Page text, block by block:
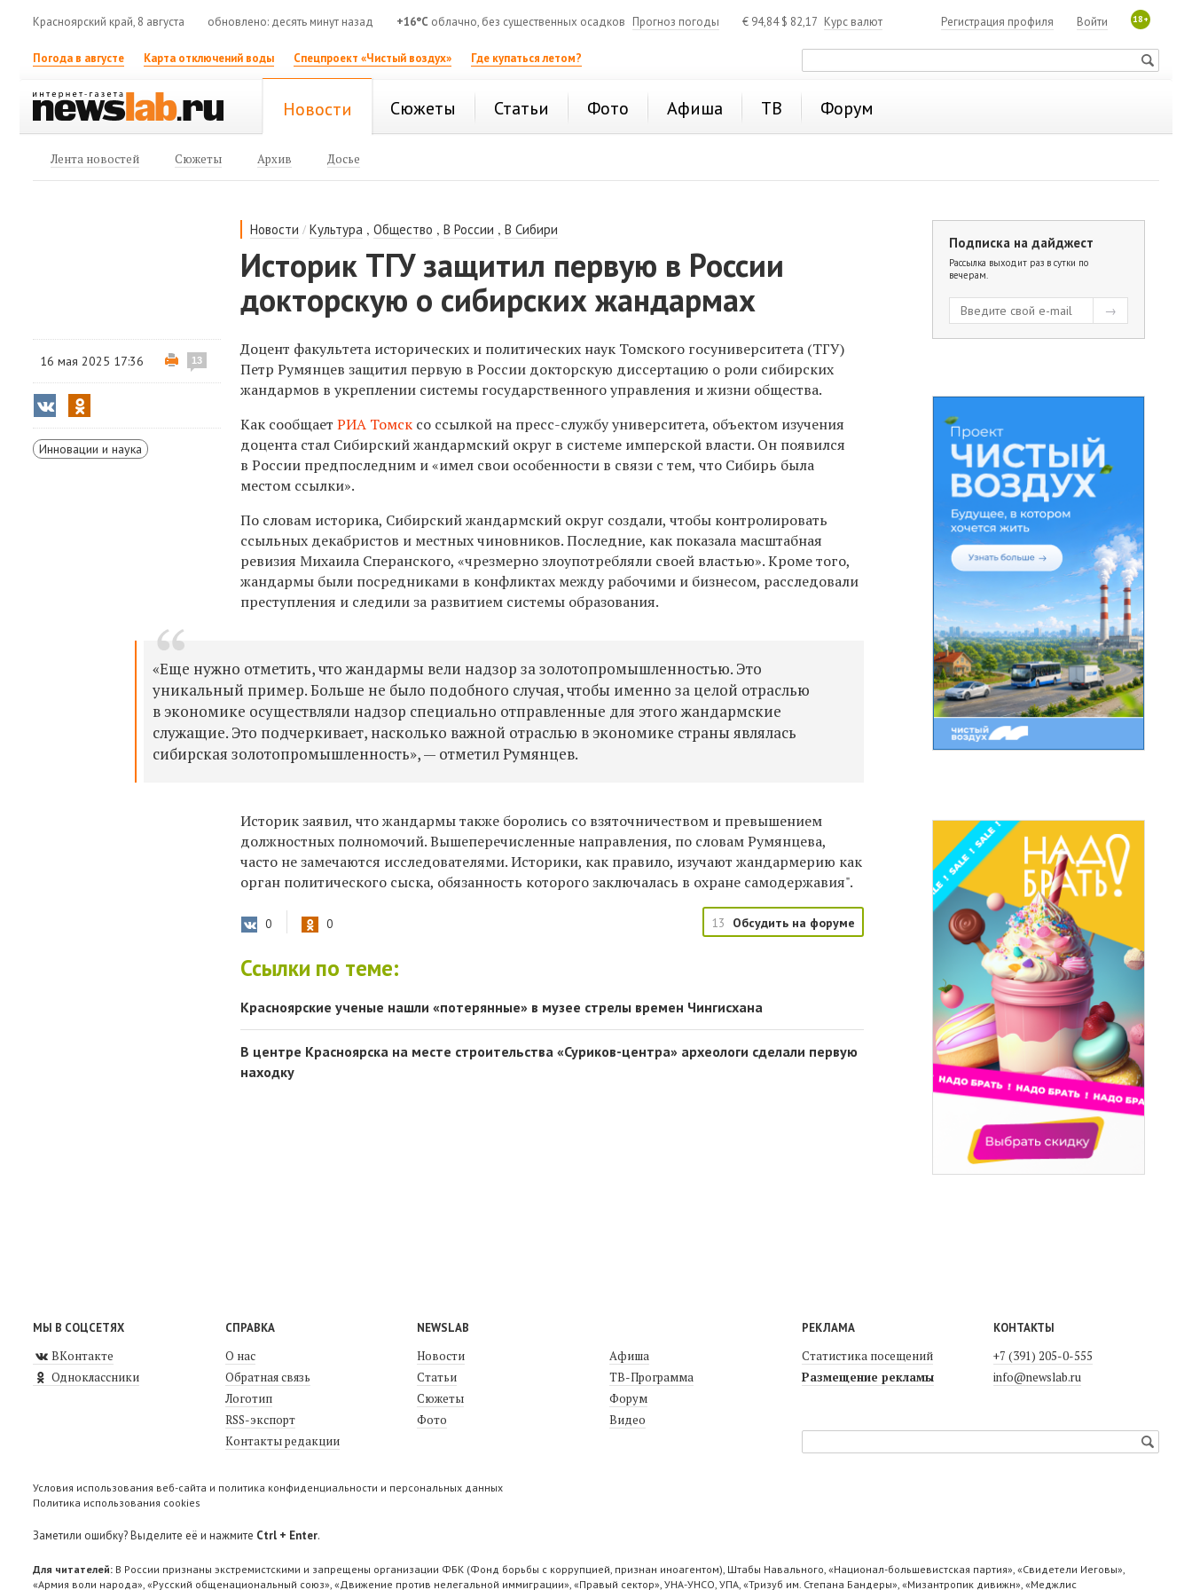
Красноярский край, 8 августа обновлено: десять минут назад +16°C облачно, без существенных осадков Прогноз погоды € 94,84$ 82,17 Курс валют 18+
Войти
Регистрация профиля
Погода в августе Карта отключений воды Спецпроект «Чистый воздух» Где купаться летом?
Новости Сюжеты Статьи Фото Афиша ТВ Форум
Лента новостей Сюжеты Архив Досье
Новости /Культура ,Общество ,В России ,В Сибири
Историк ТГУ защитил первую в России
докторскую о сибирских жандармах
16 мая 2025 17:36 13
Инновации и наука
Доцент факультета исторических и политических наук Томского госуниверситета (ТГУ)
Петр Румянцев защитил первую в России докторскую диссертацию о роли сибирских
жандармов в укреплении системы государственного управления и жизни общества.
Как сообщаетРИА Томск со ссылкой на пресс-службу университета, объектом изучения
доцента стал Сибирский жандармский округ в системе имперской власти. Он появился
в России предпоследним и «имел свои особенности в связи с тем, что Сибирь была
местом ссылки».
По словам историка, Сибирский жандармский округ создали, чтобы контролировать
ссыльных декабристов и местных чиновников. Последние, как показала масштабная
ревизия Михаила Сперанского, «чрезмерно злоупотребляли своей властью». Кроме того,
жандармы были посредниками в конфликтах между рабочими и бизнесом, расследовали
преступления и следили за развитием системы образования.
«Еще нужно отметить, что жандармы вели надзор за золотопромышленностью. Это
уникальный пример. Больше не было подобного случая, чтобы именно за целой отраслью
в экономике осуществляли надзор специально отправленные для этого жандармские
служащие. Это подчеркивает, насколько важной отраслью в экономике страны являлась
сибирская золотопромышленность», — отметил Румянцев.
Историк заявил, что жандармы также боролись со взяточничеством и превышением
должностных полномочий. Вышеперечисленные направления, по словам Румянцева,
часто не замечаются исследователями. Историки, как правило, изучают жандармерию как
орган политического сыска, обязанность которого заключалась в охране самодержавия".
0 0 13 Обсудить на форуме
Ссылки по теме:
Красноярские ученые нашли «потерянные» в музее стрелы времен Чингисхана
В центре Красноярска на месте строительства «Суриков-центра» археологи сделали первую
находку
Подписка на дайджест
Рассылка выходит раз в сутки по
вечерам.
МЫ В СОЦСЕТЯХ
ВКонтакте
Одноклассники
СПРАВКА
О нас
Обратная связь
Логотип
RSS-экспорт
Контакты редакции
NEWSLAB
Новости
Статьи
Сюжеты
Фото
Афиша
ТВ-Программа
Форум
Видео
РЕКЛАМА
Статистика посещений
Размещение рекламы
КОНТАКТЫ
+7 (391) 205-0-555
info@newslab.ru
Условия использования веб-сайта и политика конфиденциальности и персональных данных
Политика использования cookies
Заметили ошибку? Выделите её и нажмите Ctrl + Enter.
Для читателей: В России признаны экстремистскими и запрещены организации ФБК (Фонд борьбы с коррупцией, признан иноагентом), Штабы Навального, «Национал-большевистская партия», «Свидетели Иеговы»,
«Армия воли народа», «Русский общенациональный союз», «Движение против нелегальной иммиграции», «Правый сектор», УНА-УНСО, УПА, «Тризуб им. Степана Бандеры», «Мизантропик дивижн», «Меджлис